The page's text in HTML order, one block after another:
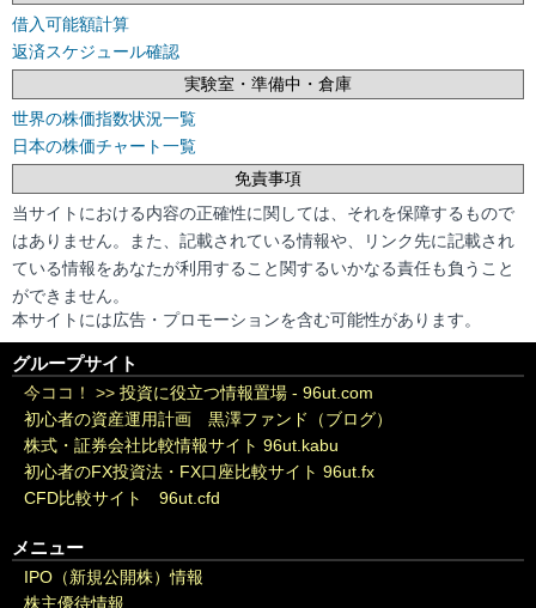
借入可能額計算
返済スケジュール確認
実験室・準備中・倉庫
世界の株価指数状況一覧
日本の株価チャート一覧
免責事項
当サイトにおける内容の正確性に関しては、それを保障するもので
はありません。また、記載されている情報や、リンク先に記載され
ている情報をあなたが利用すること関するいかなる責任も負うこと
ができません。
本サイトには広告・プロモーションを含む可能性があります。
グループサイト
今ココ！ >> 投資に役立つ情報置場 - 96ut.com
初心者の資産運用計画 黒澤ファンド（ブログ）
株式・証券会社比較情報サイト 96ut.kabu
初心者のFX投資法・FX口座比較サイト 96ut.fx
CFD比較サイト 96ut.cfd
メニュー
IPO（新規公開株）情報
株主優待情報